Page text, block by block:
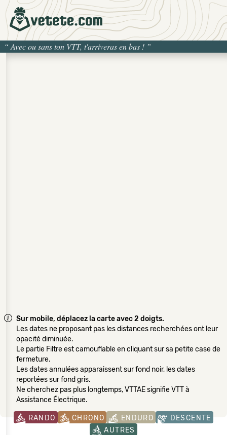
“ Avec ou sans ton VTT, t'arriveras en bas ! ”
Sur mobile, déplacez la carte avec 2 doigts.
Les dates ne proposant pas les distances recherchées ont leur
opacité diminuée.
Le partie Filtre est camouflable en cliquant sur sa petite case de
fermeture.
Les dates annulées apparaissent sur fond noir, les dates
reportées sur fond gris.
Ne cherchez pas plus longtemps, VTTAE signifie VTT à
Assistance Électrique.
RANDO CHRONO ENDURO
DESCENTE
AUTRES